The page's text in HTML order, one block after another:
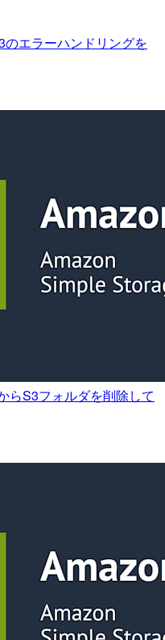
エラーハンドリングを
らS3フォルダを削除して